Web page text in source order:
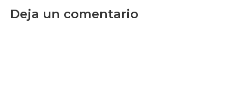
Deja un comentario